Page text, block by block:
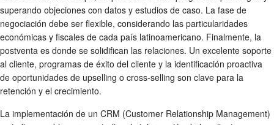
superando objeciones con datos y estudios de caso. La fase de
negociación debe ser flexible, considerando las particularidades
económicas y fiscales de cada país latinoamericano. Finalmente, la
postventa es donde se solidifican las relaciones. Un excelente soporte
al cliente, programas de éxito del cliente y la identificación proactiva
de oportunidades de upselling o cross-selling son clave para la
retención y el crecimiento.
La implementación de un CRM (Customer Relationship Management)